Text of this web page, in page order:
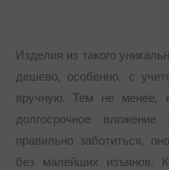
Изделия из такого
дешево, особенно, с
вручную. Тем не менее,
долгосрочное
правильно заботиться,
без малейших изъянов.